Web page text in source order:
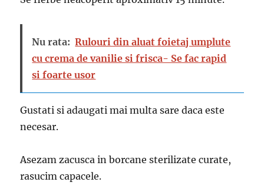
Nu rata: Rulouri din aluat foietaj umplute
cu crema de vanilie si frisca- Se fac rapid
si foarte usor
Gustati si adaugati mai multa sare daca este
necesar.
Asezam zacusca in borcane sterilizate curate,
rasucim capacele.